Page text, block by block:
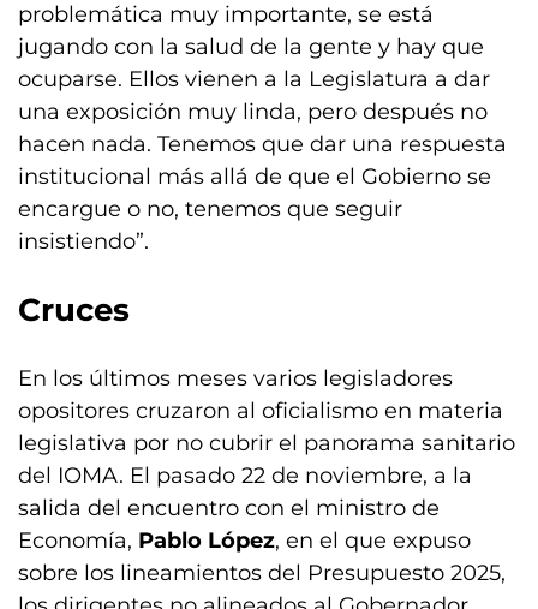
problemática muy importante, se está
jugando con la salud de la gente y hay que
ocuparse. Ellos vienen a la Legislatura a dar
una exposición muy linda, pero después no
hacen nada. Tenemos que dar una respuesta
institucional más allá de que el Gobierno se
encargue o no, tenemos que seguir
insistiendo”.
Cruces
En los últimos meses varios legisladores
opositores cruzaron al oficialismo en materia
legislativa por no cubrir el panorama sanitario
del IOMA. El pasado 22 de noviembre, a la
salida del encuentro con el ministro de
Economía, Pablo López, en el que expuso
sobre los lineamientos del Presupuesto 2025,